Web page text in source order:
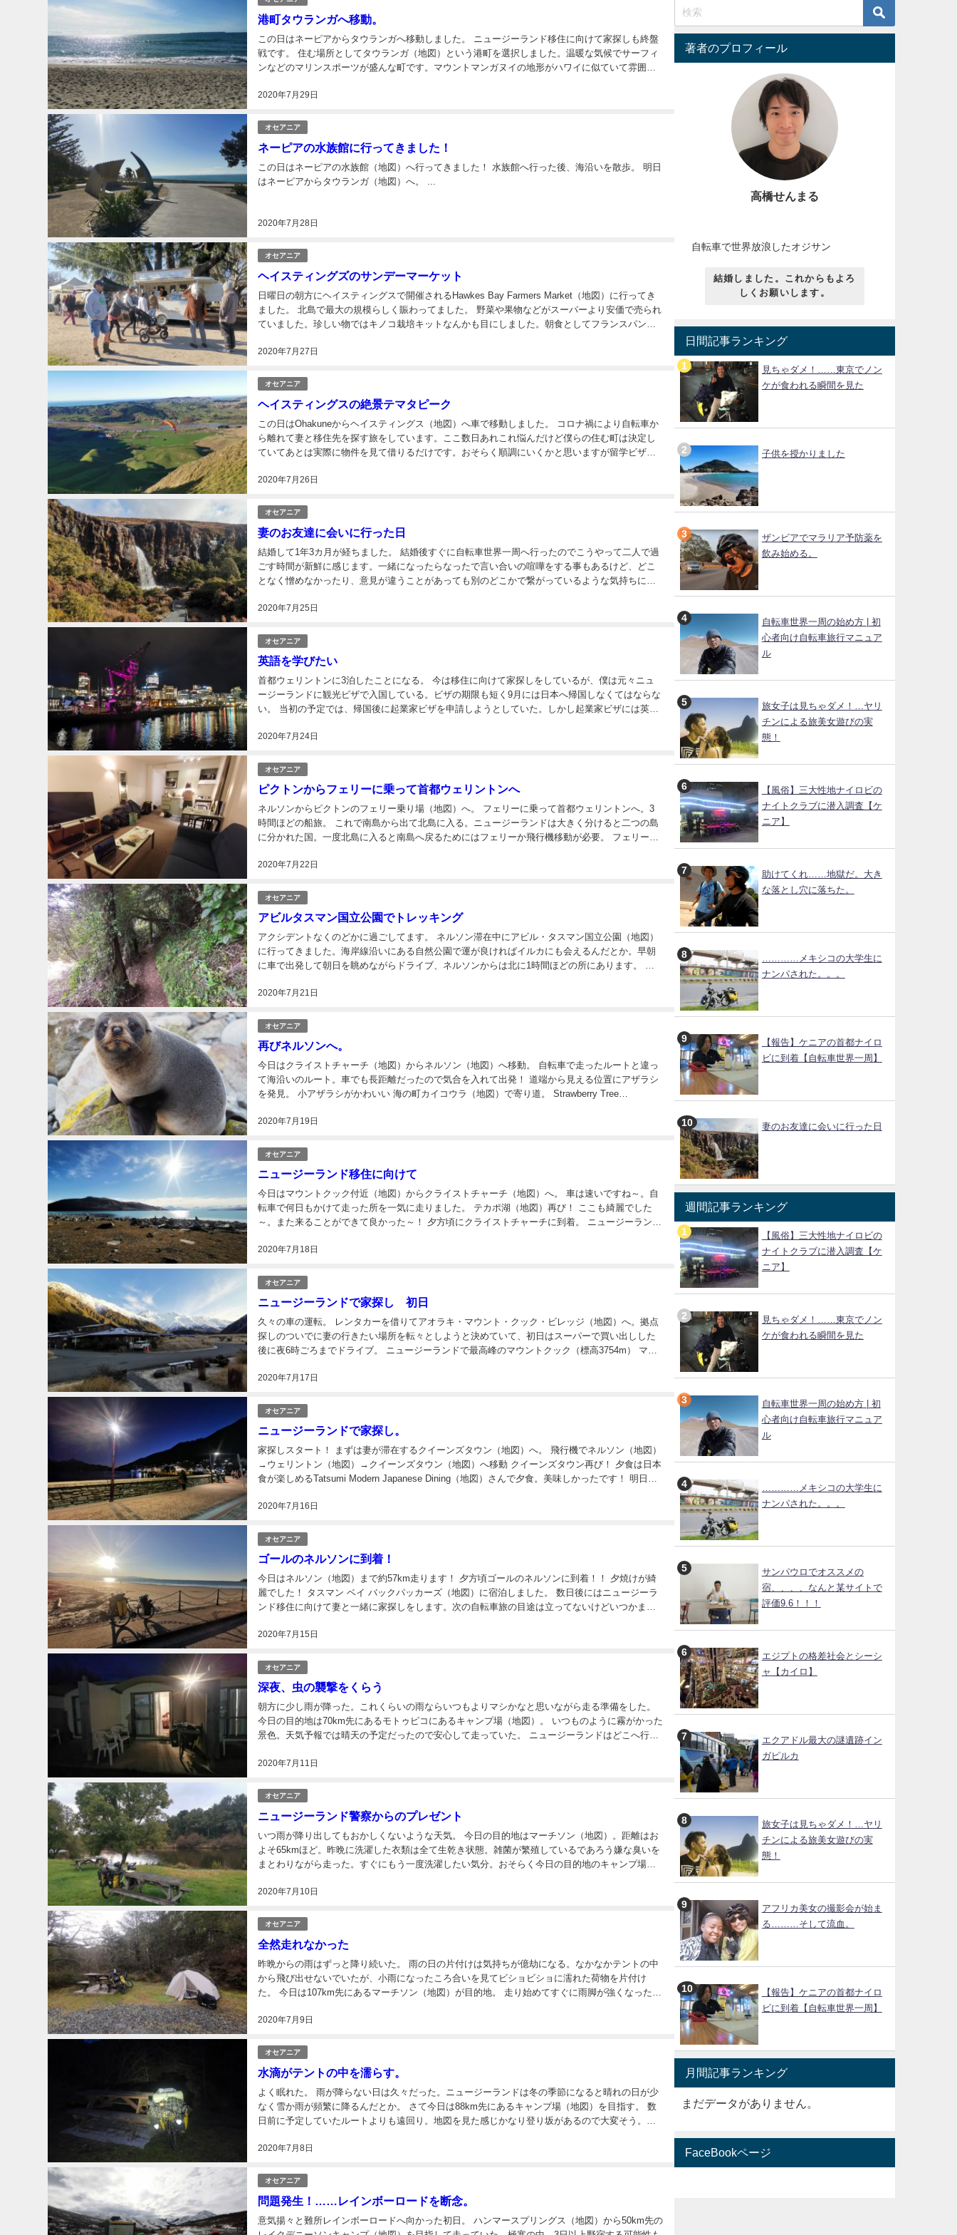
港町タウランガへ移動。
2020年7月29日
この日はネーピアからタウランガへ移動しました。 ニュージーランド移住に向けて家探しも終盤
戦です。 住む場所としてタウランガ（地図）という港町を選択しました。温暖な気候でサーフィ
ンなどのマリンスポーツが盛んな町です。マウントマンガヌイの地形がハワイに似ていて雰囲気
ま...
オセアニア
ネーピアの水族館に行ってきました！
2020年7月28日
この日はネーピアの水族館（地図）へ行ってきました！ 水族館へ行った後、海沿いを散歩。 明日
はネーピアからタウランガ（地図）へ。 ...
オセアニア
ヘイスティングズのサンデーマーケット
2020年7月27日
日曜日の朝方にヘイスティングスで開催されるHawkes Bay Farmers Market（地図）に行ってき
ました。 北島で最大の規模らしく賑わってました。 野菜や果物などがスーパーより安価で売られ
ていました。珍しい物ではキノコ栽培キットなんかも目にしました。朝食としてフランスパン、
オセアニア
ヘイスティングスの絶景テマタピーク
2020年7月26日
この日はOhakuneからヘイスティングス（地図）へ車で移動しました。 コロナ禍により自転車か
ら離れて妻と移住先を探す旅をしています。ここ数日あれこれ悩んだけど僕らの住む町は決定し
ていてあとは実際に物件を見て借りるだけです。おそらく順調にいくかと思いますが留学ビザ申
オセアニア
妻のお友達に会いに行った日
2020年7月25日
結婚して1年3カ月が経ちました。 結婚後すぐに自転車世界一周へ行ったのでこうやって二人で過
ごす時間が新鮮に感じます。一緒になったらなったで言い合いの喧嘩をする事もあるけど、どこ
となく憎めなかったり、意見が違うことがあっても別のどこかで繋がっているような気持ちにな
オセアニア
英語を学びたい
2020年7月24日
首都ウェリントンに3泊したことになる。 今は移住に向けて家探しをしているが、僕は元々ニュ
ージーランドに観光ビザで入国している。ビザの期限も短く9月には日本へ帰国しなくてはならな
い。 当初の予定では、帰国後に起業家ビザを申請しようとしていた。しかし起業家ビザには英語
オセアニア
ピクトンからフェリーに乗って首都ウェリントンへ
2020年7月22日
ネルソンからピクトンのフェリー乗り場（地図）へ。 フェリーに乗って首都ウェリントンへ。3
時間ほどの船旅。 これで南島から出て北島に入る。ニュージーランドは大きく分けると二つの島
に分かれた国。一度北島に入ると南島へ戻るためにはフェリーか飛行機移動が必要。 フェリーの
オセアニア
アビルタスマン国立公園でトレッキング
2020年7月21日
アクシデントなくのどかに過ごしてます。 ネルソン滞在中にアビル・タスマン国立公園（地図）
に行ってきました。海岸線沿いにある自然公園で運が良ければイルカにも会えるんだとか。早朝
に車で出発して朝日を眺めながらドライブ、ネルソンからは北に1時間ほどの所にあります。 車
オセアニア
再びネルソンへ。
2020年7月19日
今日はクライストチャーチ（地図）からネルソン（地図）へ移動。 自転車で走ったルートと違っ
て海沿いのルート。車でも長距離だったので気合を入れて出発！ 道端から見える位置にアザラシ
を発見。 小アザラシがかわいい 海の町カイコウラ（地図）で寄り道。 Strawberry Tree
オセアニア
ニュージーランド移住に向けて
2020年7月18日
今日はマウントクック付近（地図）からクライストチャーチ（地図）へ。 車は速いですね～。自
転車で何日もかけて走った所を一気に走りました。 テカポ湖（地図）再び！ ここも綺麗でした
～。また来ることができて良かった～！ 夕方頃にクライストチャーチに到着。 ニュージーランド
オセアニア
ニュージーランドで家探し 初日
2020年7月17日
久々の車の運転。 レンタカーを借りてアオラキ・マウント・クック・ビレッジ（地図）へ。拠点
探しのついでに妻の行きたい場所を転々としようと決めていて、初日はスーパーで買い出しした
後に夜6時ごろまでドライブ。 ニュージーランドで最高峰のマウントクック（標高3754m） マウ
オセアニア
ニュージーランドで家探し。
2020年7月16日
家探しスタート！ まずは妻が滞在するクイーンズタウン（地図）へ。 飛行機でネルソン（地図）
→ウェリントン（地図）→クイーンズタウン（地図）へ移動 クイーンズタウン再び！ 夕食は日本
食が楽しめるTatsumi Modern Japanese Dining（地図）さんで夕食。美味しかったです！ 明日か
オセアニア
ゴールのネルソンに到着！
2020年7月15日
今日はネルソン（地図）まで約57km走ります！ 夕方頃ゴールのネルソンに到着！！ 夕焼けが綺
麗でした！ タスマン ベイ バックパッカーズ（地図）に宿泊しました。 数日後にはニュージーラ
ンド移住に向けて妻と一緒に家探しをします。次の自転車旅の目途は立ってないけどいつかまた
オセアニア
深夜、虫の襲撃をくらう
2020年7月11日
朝方に少し雨が降った。これくらいの雨ならいつもよりマシかなと思いながら走る準備をした。
今日の目的地は70km先にあるモトゥピコにあるキャンプ場（地図）。 いつものように霧がかった
景色。天気予報では晴天の予定だったので安心して走っていた。 ニュージーランドはどこへ行っ
オセアニア
ニュージーランド警察からのプレゼント
2020年7月10日
いつ雨が降り出してもおかしくないような天気。 今日の目的地はマーチソン（地図）。距離はお
よそ65kmほど。昨晩に洗濯した衣類は全て生乾き状態。雑菌が繁殖しているであろう嫌な臭いを
まとわりながら走った。すぐにもう一度洗濯したい気分。おそらく今日の目的地のキャンプ場に
オセアニア
全然走れなかった
2020年7月9日
昨晩からの雨はずっと降り続いた。 雨の日の片付けは気持ちが億劫になる。なかなかテントの中
から飛び出せないでいたが、小雨になったころ合いを見てビショビショに濡れた荷物を片付け
た。 今日は107km先にあるマーチソン（地図）が目的地。 走り始めてすぐに雨脚が強くなった。
オセアニア
水滴がテントの中を濡らす。
2020年7月8日
よく眠れた。 雨が降らない日は久々だった。ニュージーランドは冬の季節になると晴れの日が少
なく雪か雨が頻繁に降るんだとか。 さて今日は88km先にあるキャンプ場（地図）を目指す。 数
日前に予定していたルートよりも遠回り。地図を見た感じかなり登り坂があるので大変そう。日
オセアニア
問題発生！……レインボーロードを断念。
意気揚々と難所レインボーロードへ向かった初日。 ハンマースプリングス（地図）から50km先の
著者のプロフィール
高橋せんまる
自転車で世界放浪したオジサン
結婚しました。これからもよろ
しくお願いします。
日間記事ランキング
見ちゃダメ！……東京でノン
ケが食われる瞬間を見た
子供を授かりました
ザンビアでマラリア予防薬を
飲み始める。
自転車世界一周の始め方 | 初
心者向け自転車旅行マニュア
ル
旅女子は見ちゃダメ！…ヤリ
チンによる旅美女遊びの実
態！
【風俗】三大性地ナイロビの
ナイトクラブに潜入調査【ケ
ニア】
助けてくれ……地獄だ。大き
な落とし穴に落ちた。
…………メキシコの大学生に
ナンパされた。。。
【報告】ケニアの首都ナイロ
ビに到着【自転車世界一周】
妻のお友達に会いに行った日
週間記事ランキング
【風俗】三大性地ナイロビの
ナイトクラブに潜入調査【ケ
ニア】
見ちゃダメ！……東京でノン
ケが食われる瞬間を見た
自転車世界一周の始め方 | 初
心者向け自転車旅行マニュア
ル
…………メキシコの大学生に
ナンパされた。。。
サンパウロでオススメの
宿、、、、なんと某サイトで
評価9.6！！！
エジプトの格差社会とシーシ
ャ【カイロ】
エクアドル最大の謎遺跡イン
ガピルカ
旅女子は見ちゃダメ！…ヤリ
チンによる旅美女遊びの実
態！
アフリカ美女の撮影会が始ま
る………そして流血。
【報告】ケニアの首都ナイロ
ビに到着【自転車世界一周】
月間記事ランキング
まだデータがありません。
FaceBookページ